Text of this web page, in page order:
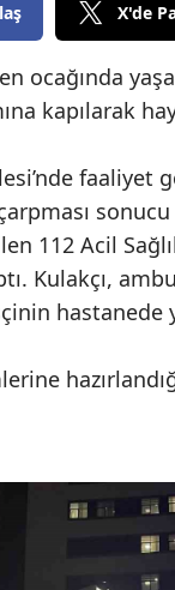
X'de
ocağında
kapılarak
faaliyet
112 Acil
Kulakçı,